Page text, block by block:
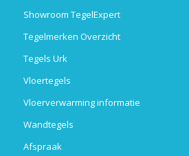
Showroom TegelExpert
Tegelmerken Overzicht
Tegels Urk
Vloertegels
Vloerverwarming informatie
Wandtegels
Afspraak